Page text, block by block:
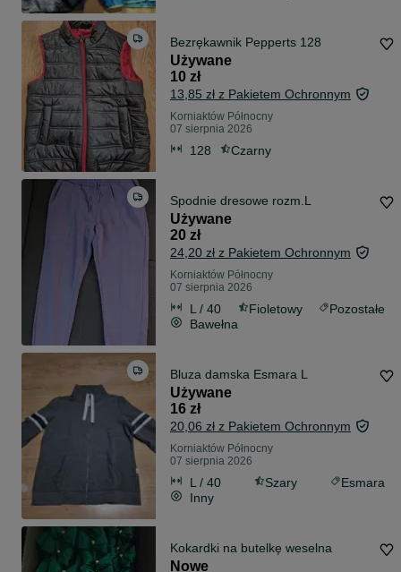
Bezrękawnik Pepperts 128
Używane
10 zł
13,85 zł z Pakietem Ochronnym
Korniaktów Północny
07 sierpnia 2026
128 Czarny
Spodnie dresowe rozm.L
Używane
20 zł
24,20 zł z Pakietem Ochronnym
Korniaktów Północny
07 sierpnia 2026
L / 40 Fioletowy
Pozostałe
Bawełna
Bluza damska Esmara L
Używane
16 zł
20,06 zł z Pakietem Ochronnym
Korniaktów Północny
07 sierpnia 2026
L / 40 Szary
Esmara
Inny
Kokardki na butelkę weselna
Nowe